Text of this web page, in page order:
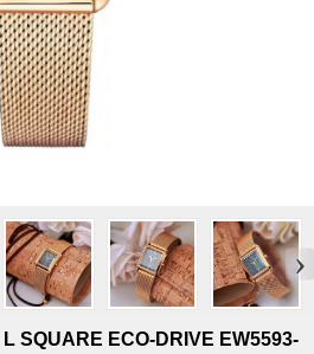
›
SQUARE ECO-DRIVE EW5593-